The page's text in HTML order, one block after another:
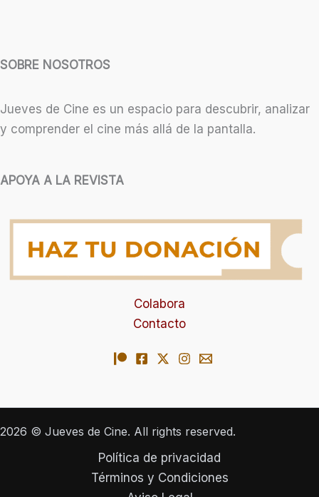
SOBRE NOSOTROS
Jueves de Cine es un espacio para descubrir, analizar
y comprender el cine más allá de la pantalla.
APOYA A LA REVISTA
Colabora
Contacto
2026 © Jueves de Cine. All rights reserved.
Política de privacidad
Términos y Condiciones